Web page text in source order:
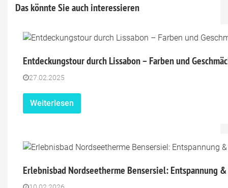
Das könnte Sie auch interessieren
Entdeckungstour durch Lissabon – Farben und
27.02.2025
Weiterlesen
Erlebnisbad Nordseetherme Bensersiel: Entspannung